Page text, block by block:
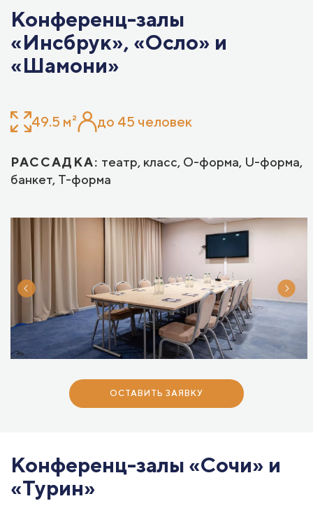
Конференц-залы
«Инсбрук», «Осло» и
«Шамони»
49.5 м² до 45 человек
РАССАДКА: театр, класс, О-форма, U-форма,
банкет, Т-форма
ОСТАВИТЬ ЗАЯВКУ
Конференц-залы «Сочи» и
«Турин»